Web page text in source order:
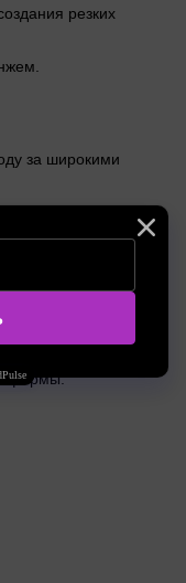
резких
за широкими
формы.